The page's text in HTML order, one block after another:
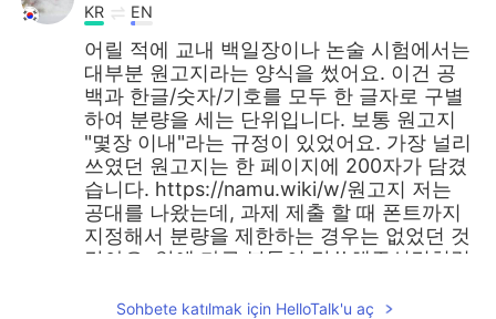
KR EN
어릴 적에 교내 백일장이나 논술 시험에서는
대부분 원고지라는 양식을 썼어요. 이건 공
백과 한글/숫자/기호를 모두 한 글자로 구별
하여 분량을 세는 단위입니다. 보통 원고지
"몇장 이내"라는 규정이 있었어요. 가장 널리
쓰였던 원고지는 한 페이지에 200자가 담겼
습니다. https://namu.wiki/w/원고지 저는
공대를 나왔는데, 과제 제출 할 때 폰트까지
지정해서 분량을 제한하는 경우는 없었던 것
같아요. 앞에 다른 분들이 말씀해주신것처럼
기억이 납니다. 대학원때도 딱히 차이는 없
Sohbete katılmak için HelloTalk'u aç